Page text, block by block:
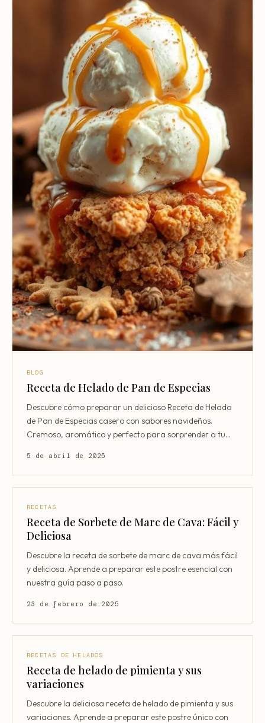
Mentoría Gastronómica
Transformación Digital
Arquitectura Gastronómica
Inversores Internacionales
Escandallos de restaurante
Ingeniería de menú
Carta rentable
Subir ticket medio
Atraer clientes
Falta de personal
Rotación de personal
Cuánto cuesta abrir
Plan de negocio
Permisos en Madrid
Licencias Barcelona
Consultoría Barcelona
Por qué fracasan
Traspasar restaurante
Mi restaurante va a cerrar
Solicitar diagnóstico
BLOG
Receta de Helado de Pan de Especias
Descubre cómo preparar un delicioso Receta de Helado
de Pan de Especias casero con sabores navideños.
Cremoso, aromático y perfecto para sorprender a tu
5 de abril de 2025
RECETAS
Receta de Sorbete de Marc de Cava: Fácil y
Deliciosa
Descubre la receta de sorbete de marc de cava más fácil
y deliciosa. Aprende a preparar este postre esencial con
nuestra guía paso a paso.
23 de febrero de 2025
RECETAS DE HELADOS
Receta de helado de pimienta y sus
variaciones
Descubre la deliciosa receta de helado de pimienta y sus
variaciones. Aprende a preparar este postre único con